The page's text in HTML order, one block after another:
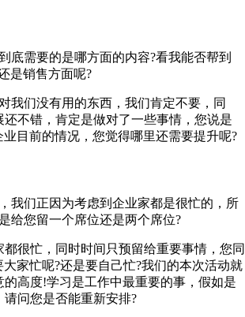
要的是哪方面的内容?看我能否帮到
是销售方面呢?
没有用的东西，我们肯定不要，同
还不错，肯定是做对了一些事情，您说是
业目前的情况，您觉得哪里还需要提升呢?
正因为考虑到企业家都是很忙的，所
给您留一个席位还是两个席位?
忙，同时时间只预留给重要事情，您同
家忙呢?还是要自己忙?我们的本次活动就
的高度!学习是工作中最重要的事，假如是
问您是否能重新安排?